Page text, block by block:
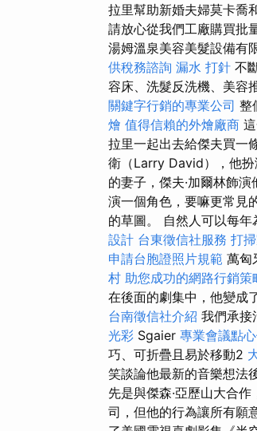
拉里幫助新婚夫婦莫卡喬
請放心從我們工廠購買批
湯姆溫泉美容美髮設備有
供稅務諮詢 漏水 打針 不
容床、洗髮反洗機、美容
關鍵字行銷的專業公司 整
燴 值得信賴的外燴廠商
拉里一起出去給傑夫買一
衛（Larry David），他扮
的妻子，傑夫·加爾林飾
演一個角色，要嘛更常見
的草圖。 自然人可以每
設計 台東徵信社服務 打
申請台胞證照片規範 萬匈
村 助您成功的網路行銷策
在後面的劇集中，他變成
台南徵信社介紹 我們承接
光彩 Sgaier 專業會議點
巧、可折疊且易於移動2
笑談論他最新的音樂想法
先是與傑森·亞歷山大合
司，但他的行為讓所有願